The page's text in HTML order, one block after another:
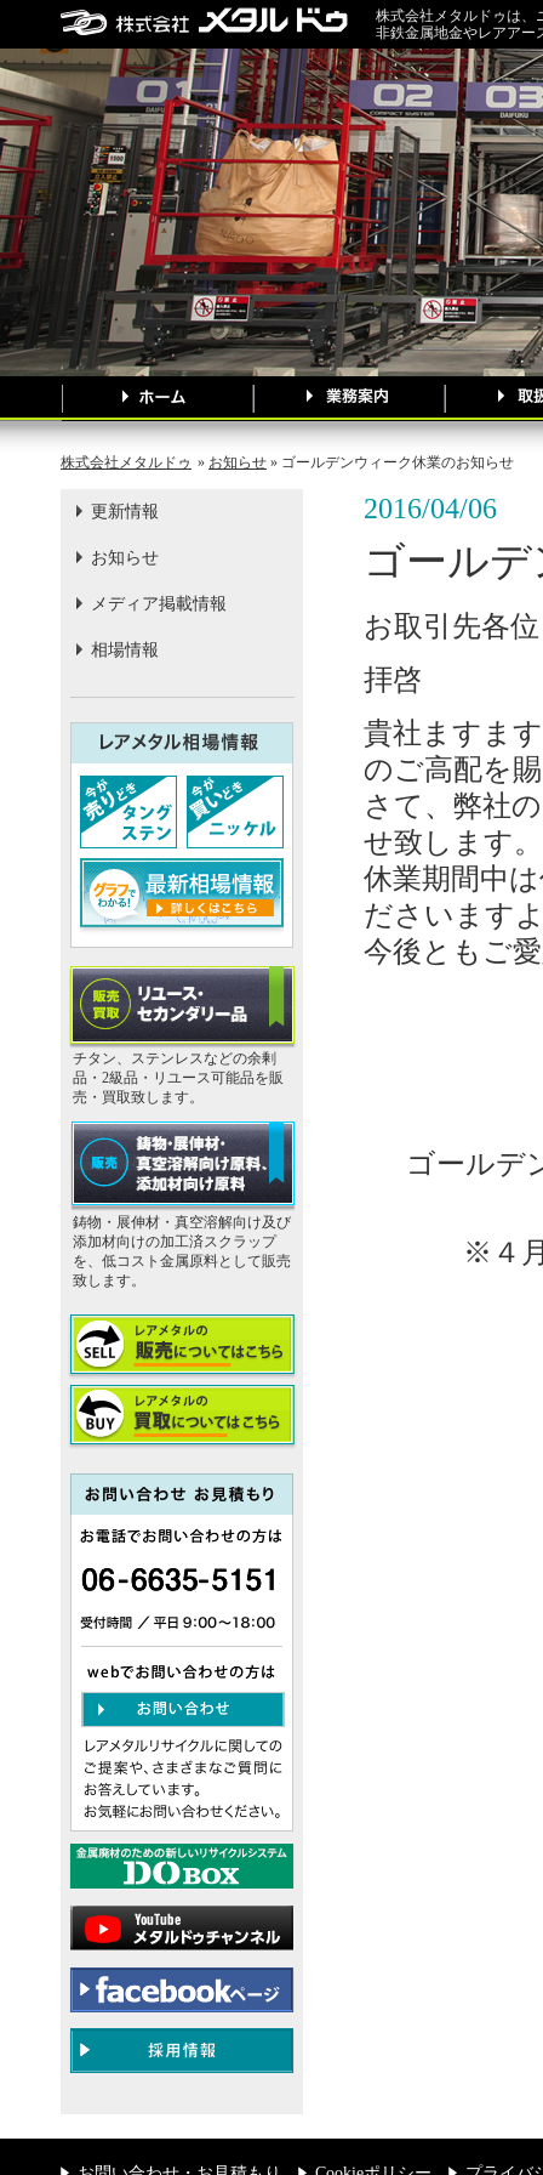
株式会社メタルドゥは、
非鉄金属地金やレアアー
株式会社メタルドゥ » お知らせ » ゴールデンウィーク休業のお知らせ
更新情報
お知らせ
メディア掲載情報
相場情報
チタン、ステンレスなどの余剰
品・2級品・リユース可能品を販
売・買取致します。
鋳物・展伸材・真空溶解向け及び
添加材向けの加工済スクラップ
を、低コスト金属原料として販売
致します。
2016/04/06
ゴール
お取引先各位
拝啓
貴社ますま
のご高配を
さて、弊社
せ致します。
休業期間中
ださいます
今後ともご
ゴールデ
※４